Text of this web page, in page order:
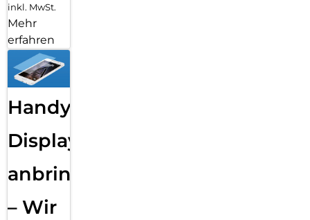
inkl. MwSt.
Mehr
erfahren
Handy
Displayfolie
anbringen
– Wir